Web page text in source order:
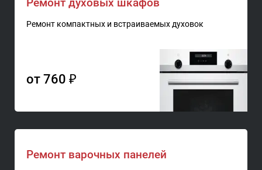
Ремонт компактных и встраиваемых духовок
от 760 ₽
Ремонт варочных панелей